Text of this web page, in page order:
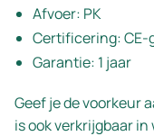
Afvoer: PK
Certificering:
Garantie: 1 jaar
Geef je de voorkeur
is ook verkrijgbaar in